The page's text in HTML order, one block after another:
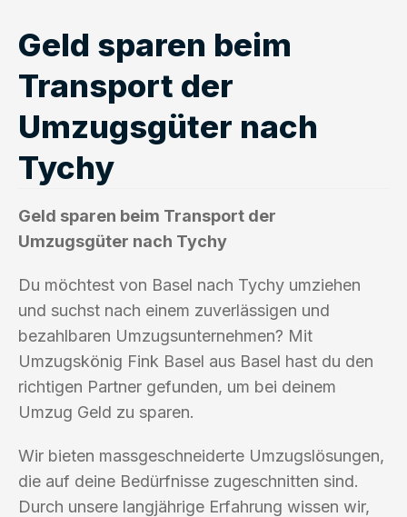
Geld sparen beim
Transport der
Umzugsgüter nach
Tychy
Geld sparen beim Transport der
Umzugsgüter nach Tychy
Du möchtest von Basel nach Tychy umziehen
und suchst nach einem zuverlässigen und
bezahlbaren Umzugsunternehmen? Mit
Umzugskönig Fink Basel aus Basel hast du den
richtigen Partner gefunden, um bei deinem
Umzug Geld zu sparen.
Wir bieten massgeschneiderte Umzugslösungen,
die auf deine Bedürfnisse zugeschnitten sind.
Durch unsere langjährige Erfahrung wissen wir,